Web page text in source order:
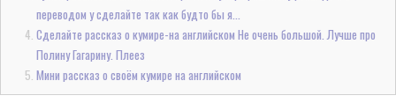
переводом у сделайте так как будто бы я...
Сделайте рассказ о кумире-на английском Не очень большой. Лучше про
Полину Гагарину. Плеез
Мини рассказ о своём кумире на английском